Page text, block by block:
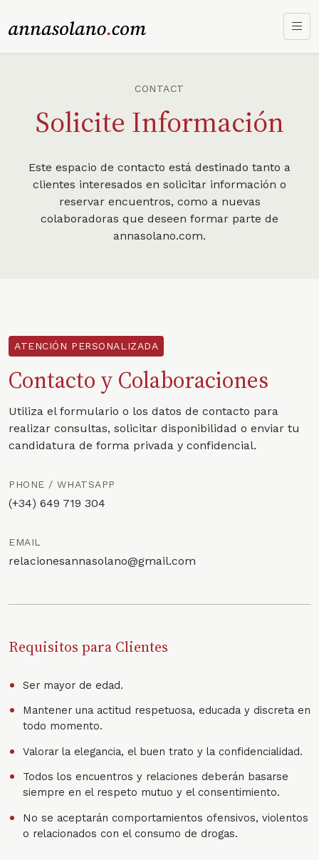
CONTACT
Solicite Información
Este espacio de contacto está destinado tanto a
clientes interesados en solicitar información o
reservar encuentros, como a nuevas
colaboradoras que deseen formar parte de
annasolano.com.
ATENCIÓN PERSONALIZADA
Contacto y Colaboraciones
Utiliza el formulario o los datos de contacto para
realizar consultas, solicitar disponibilidad o enviar tu
candidatura de forma privada y confidencial.
PHONE / WHATSAPP
(+34) 649 719 304
EMAIL
relacionesannasolano@gmail.com
Requisitos para Clientes
Ser mayor de edad.
Mantener una actitud respetuosa, educada y discreta en
todo momento.
Valorar la elegancia, el buen trato y la confidencialidad.
Todos los encuentros y relaciones deberán basarse
siempre en el respeto mutuo y el consentimiento.
No se aceptarán comportamientos ofensivos, violentos
o relacionados con el consumo de drogas.